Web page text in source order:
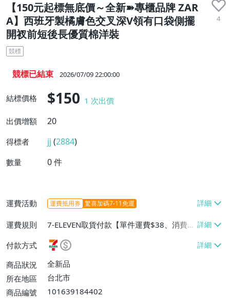
【150元起標無底價～全新➽專櫃品牌 ZAR
A】西班牙製橘膚色交叉深V領有口袋側擺
開衩前短後長優質棉洋裝
4
競標
競標已結束 2026/07/09 22:00:00
結標價格 $150 1 次出價
出價增額
20
得標者 jj (2884)
數量 0件
運費活動 運費抵用券 驚喜加碼7-11免運
運費規則
7-ELEVEN取貨付款【單件運費$38、消費滿
$2000免運費】、7-ELEVEN取貨不付款
【單件運費$38、消費滿$2000免運費】、
郵局掛號【單件運費$60、消費滿$2000免
運費】
付款方式
商品狀況
全新品
所在地區
台北市
商品編號
101639184402